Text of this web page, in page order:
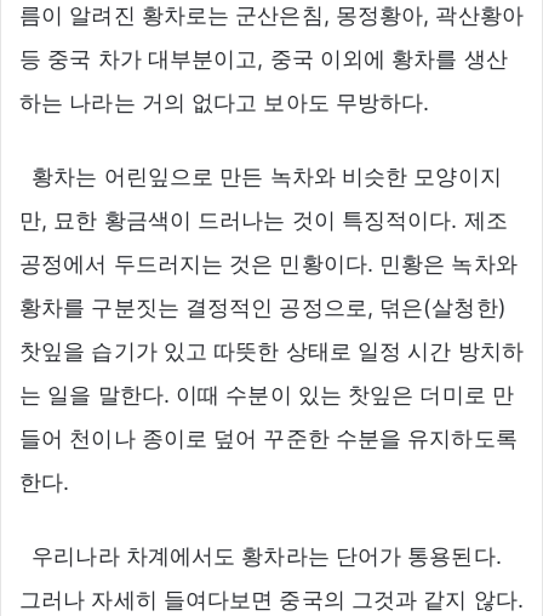
름이 알려진 황차로는 군산은침, 몽정황아, 곽산황아
등 중국 차가 대부분이고, 중국 이외에 황차를 생산
하는 나라는 거의 없다고 보아도 무방하다.
황차는 어린잎으로 만든 녹차와 비슷한 모양이지
만, 묘한 황금색이 드러나는 것이 특징적이다. 제조
공정에서 두드러지는 것은 민황이다. 민황은 녹차와
황차를 구분짓는 결정적인 공정으로, 덖은(살청한)
찻잎을 습기가 있고 따뜻한 상태로 일정 시간 방치하
는 일을 말한다. 이때 수분이 있는 찻잎은 더미로 만
들어 천이나 종이로 덮어 꾸준한 수분을 유지하도록
한다.
우리나라 차계에서도 황차라는 단어가 통용된다.
그러나 자세히 들여다보면 중국의 그것과 같지 않다.